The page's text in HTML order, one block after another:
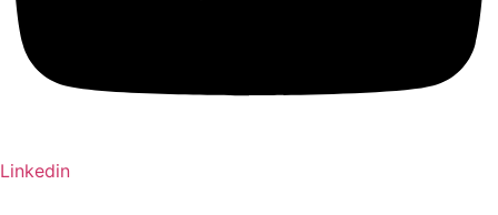
Linkedin